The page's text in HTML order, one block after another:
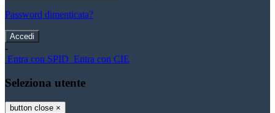
Password dimenticata?
-
Entra con SPID Entra con CIE
Seleziona utente
button close ×